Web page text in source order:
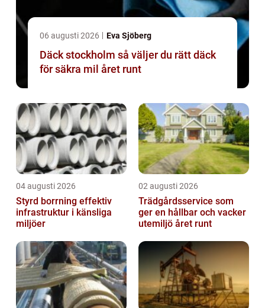
06 augusti 2026 Eva Sjöberg
Däck stockholm så väljer du rätt däck
för säkra mil året runt
04 augusti 2026
Styrd borrning effektiv
infrastruktur i känsliga
miljöer
02 augusti 2026
Trädgårdsservice som
ger en hållbar och vacker
utemiljö året runt